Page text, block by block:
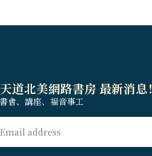
道北美網路書房 最新消息！
會、講座、福音事工